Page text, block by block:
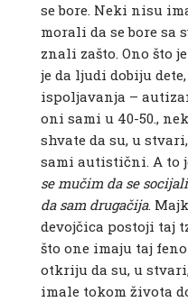
se bore. Neki nisu
morali da se bore sa
znali zašto. Ono što
je da ljudi dobiju
ispoljavanja –
oni sami u 40-50.,
shvate da su, u
sami autistični. A to
se mučim da se
da sam drugačija.
devojčica postoji taj
što one imaju taj
otkriju da su, u
imale tokom života